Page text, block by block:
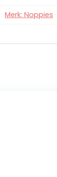
Merk: Noppies